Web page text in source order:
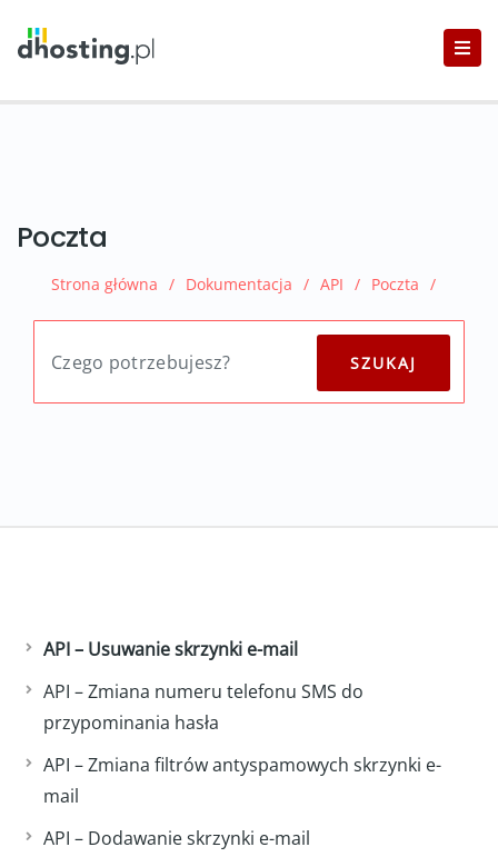
Poczta
Strona główna / Dokumentacja / API / Poczta /
API – Usuwanie skrzynki e-mail
API – Zmiana numeru telefonu SMS do
przypominania hasła
API – Zmiana filtrów antyspamowych skrzynki e-
mail
API – Dodawanie skrzynki e-mail